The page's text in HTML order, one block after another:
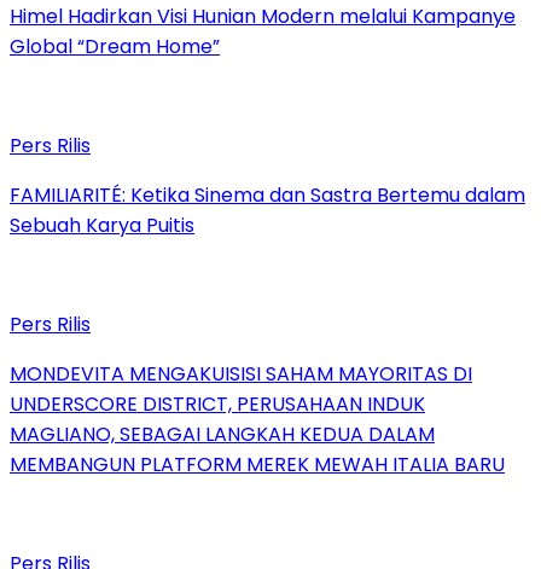
Himel Hadirkan Visi Hunian Modern melalui Kampanye
Global “Dream Home”
Pers Rilis
FAMILIARITÉ: Ketika Sinema dan Sastra Bertemu dalam
Sebuah Karya Puitis
Pers Rilis
MONDEVITA MENGAKUISISI SAHAM MAYORITAS DI
UNDERSCORE DISTRICT, PERUSAHAAN INDUK
MAGLIANO, SEBAGAI LANGKAH KEDUA DALAM
MEMBANGUN PLATFORM MEREK MEWAH ITALIA BARU
Pers Rilis